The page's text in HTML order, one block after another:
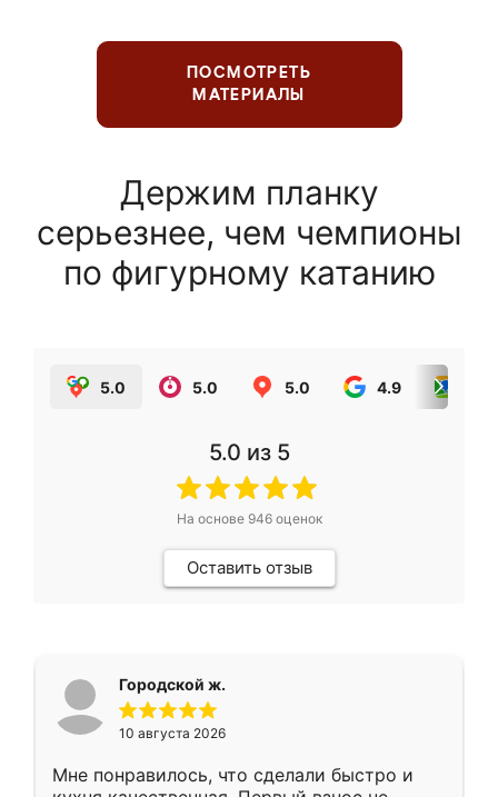
ПОСМОТРЕТЬ
МАТЕРИАЛЫ
Держим планку
серьезнее, чем чемпионы
по фигурному катанию
5.0 5.0 5.0 4.9
5.0 из 5
На основе 946оценок
Оставить отзыв
Городской ж.
10 августа 2026
Мне понравилось, что сделали быстро и